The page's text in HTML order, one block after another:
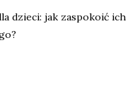
dzieci: jak zaspokoić ich